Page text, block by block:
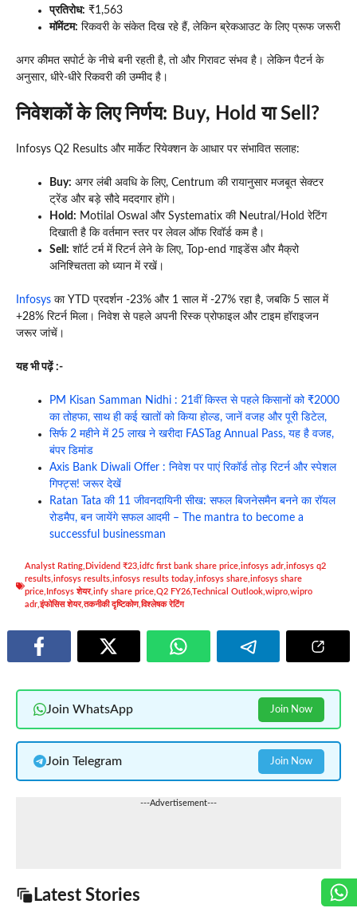
प्रतिरोध: ₹1,563
मॉमेंटम: रिकवरी के संकेत दिख रहे हैं, लेकिन ब्रेकआउट के लिए प्रूफ जरूरी
अगर कीमत सपोर्ट के नीचे बनी रहती है, तो और गिरावट संभव है। लेकिन पैटर्न के
अनुसार, धीरे-धीरे रिकवरी की उम्मीद है।
निवेशकों के लिए निर्णय: Buy, Hold या Sell?
Infosys Q2 Results और मार्केट रियेक्शन के आधार पर संभावित सलाह:
Buy: अगर लंबी अवधि के लिए, Centrum की रायानुसार मजबूत सेक्टर
ट्रेंड और बड़े सौदे मददगार होंगे।
Hold: Motilal Oswal और Systematix की Neutral/Hold रेटिंग
दिखाती है कि वर्तमान स्तर पर लेवल ऑफ रिवॉर्ड कम है।
Sell: शॉर्ट टर्म में रिटर्न लेने के लिए, Top-end गाइडेंस और मैक्रो
अनिश्चितता को ध्यान में रखें।
Infosys का YTD प्रदर्शन -23% और 1 साल में -27% रहा है, जबकि 5 साल में
+28% रिटर्न मिला। निवेश से पहले अपनी रिस्क प्रोफाइल और टाइम हॉराइजन
जरूर जांचें।
यह भी पढ़ें :-
PM Kisan Samman Nidhi : 21वीं किस्त से पहले किसानों को ₹2000
का तोहफा, साथ ही कई खातों को किया होल्ड, जानें वजह और पूरी डिटेल,
सिर्फ 2 महीने में 25 लाख ने खरीदा FASTag Annual Pass, यह है वजह,
बंपर डिमांड
Axis Bank Diwali Offer : निवेश पर पाएं रिकॉर्ड तोड़ रिटर्न और स्पेशल
गिफ्ट्स! जरूर देखें
Ratan Tata की 11 जीवनदायिनी सीख: सफल बिजनेसमैन बनने का रॉयल
रोडमैप, बन जायेंगे सफल आदमी – The mantra to become a
successful businessman
Analyst Rating Dividend ₹23 idfc first bank share price infosys adr infosys q2
results infosys results infosys results today infosys share infosys share
price Infosys शेयर,infy share price Q2 FY26Technical Outlook wipro wipro
adr,इंफोसिस शेयर,तकनीकी दृष्टिकोण,विश्लेषक रेटिंग
Join WhatsApp Join Now
Join Telegram Join Now
---Advertisement---
Latest Stories